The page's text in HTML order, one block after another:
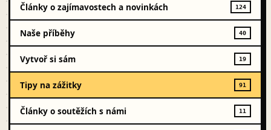
Články o zajímavostech a novinkách 124
Naše příběhy 40
Vytvoř si sám 19
Tipy na zážitky 91
Články o soutěžích s námi 11